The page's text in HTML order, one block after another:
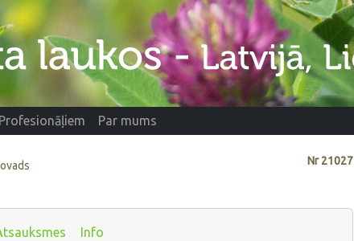
Par mums
Nr21027
Info